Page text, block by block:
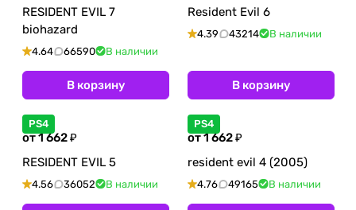
RESIDENT EVIL 7
biohazard
4.64 66590 В наличии
В корзину
Resident Evil 6
4.39 43214 В наличии
В корзину
PS4
от 1 662 ₽
RESIDENT EVIL 5
4.56 36052 В наличии
PS4
от 1 662 ₽
resident evil 4 (2005)
4.76 49165 В наличии